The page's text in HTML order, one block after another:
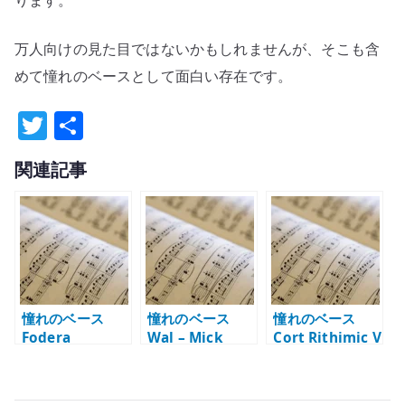
万人向けの見た目ではないかもしれませんが、そこも含
めて憧れのベースとして面白い存在です。
T
w
it
te
r
有
関連記事
憧れのベース
Fodera
憧れのベース
Wal – Mick
憧れのベース
Cort Rithimic V